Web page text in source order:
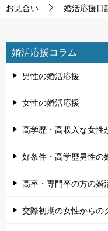
お見合い
婚活応援日
婚活応援コラム
男性の婚活応援
女性の婚活応援
高学歴・高収入な女性
好条件・高学歴男性の
高卒・専門卒の方の婚
交際初期の女性からの